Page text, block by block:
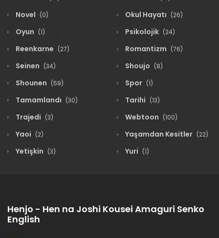
Novel (0) Okul Hayatı (26)
Oyun (1) Psikolojik (24)
Reenkarne (27) Romantizm (76)
Seinen (34) Shoujo (8)
Shounen (59) Spor (1)
Tamamlandı (30) Tarihi (13)
Trajedi (3) Webtoon (100)
Yaoi (2) Yaşamdan Kesitler (22)
Yetişkin (3) Yuri (1)
Henjo - Hen na Joshi Kousei Amaguri Senko
English